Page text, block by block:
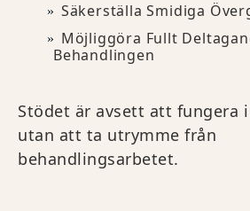
Säkerställa Smidiga
Möjliggöra Fullt
Behandlingen
Stödet är avsett att fungera
utan att ta utrymme från
behandlingsarbetet.